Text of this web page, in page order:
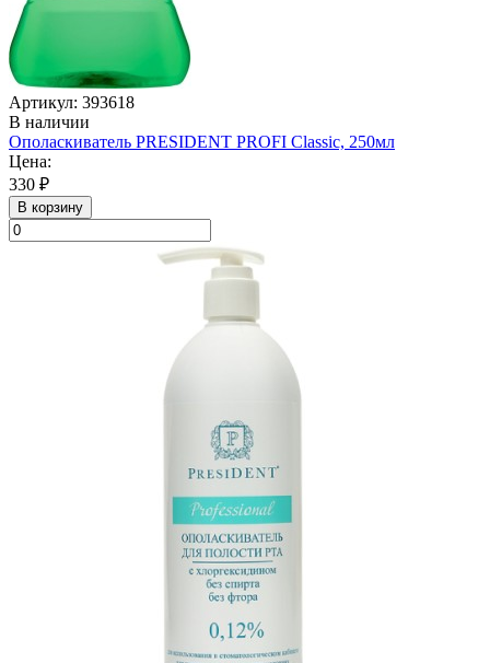
Артикул: 393618
В наличии
Ополаскиватель PRESIDENT PROFI Classic, 250мл
Цена:
330 ₽
В корзину